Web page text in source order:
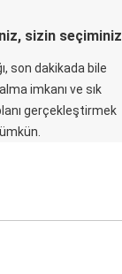
sizin seçiminiz
son dakikada bile
imkanı ve sık
gerçekleştirmek